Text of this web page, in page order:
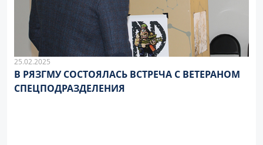
25.02.2025
В РЯЗГМУ СОСТОЯЛАСЬ ВСТРЕЧА С ВЕТЕРАНОМ
СПЕЦПОДРАЗДЕЛЕНИЯ